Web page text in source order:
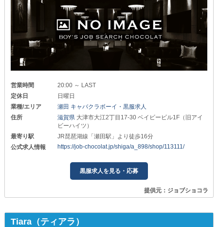
営業時間
20:00 ～ LAST
定休日
日曜日
業種/エリア
瀬田 キャバクラボーイ・黒服求人
住所
滋賀県 大津市大江2丁目17-30 ベイビービル1F（旧アイ
ビーハイツ）
最寄り駅
JR琵琶湖線「瀬田駅」より徒歩16分
公式求人情報
https://job-chocolat.jp/shiga/a_898/shop/113111/
黒服求人を見る・応募
提供元：ジョブショコラ
Tiara（ティアラ）